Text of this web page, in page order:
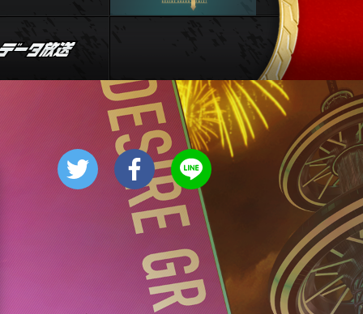
トブログ データ放送
午前
11:50
ANNニュース
ひる 12:00
ビートたけしのTVタックル
富士山の大問題2026日本一高
い診療所&山岳救助隊24時